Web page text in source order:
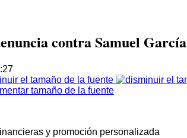
contra Samuel García
el tamaño de la fuente
y promoción personalizada